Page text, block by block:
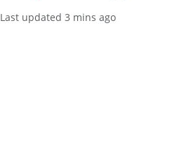
Last updated 3 mins ago